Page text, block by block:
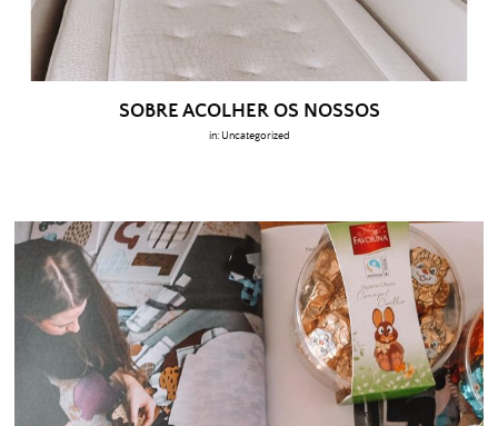
SOBRE ACOLHER OS NOSSOS
in: Uncategorized